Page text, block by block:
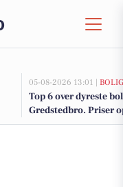
05-08-2026 13:01 |
Top 6 over dyreste
Gredstedbro. Priser